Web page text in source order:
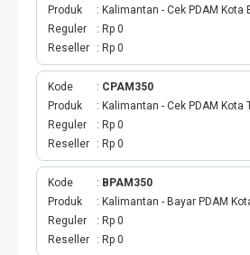
GAME ONLINE
GAS PGN
BEBAS NOMINAL
MAXIM
CETAKVOUCER
Produk
Kalimantan - Cek PDAM Kota
Reguler
Rp 0
Reseller
Rp 0
Kode
CPAM350
Produk
Kalimantan - Cek PDAM Kota
Reguler
Rp 0
Reseller
Rp 0
Kode
BPAM350
Produk
Kalimantan - Bayar PDAM
Reguler
Rp 0
Reseller
Rp 0